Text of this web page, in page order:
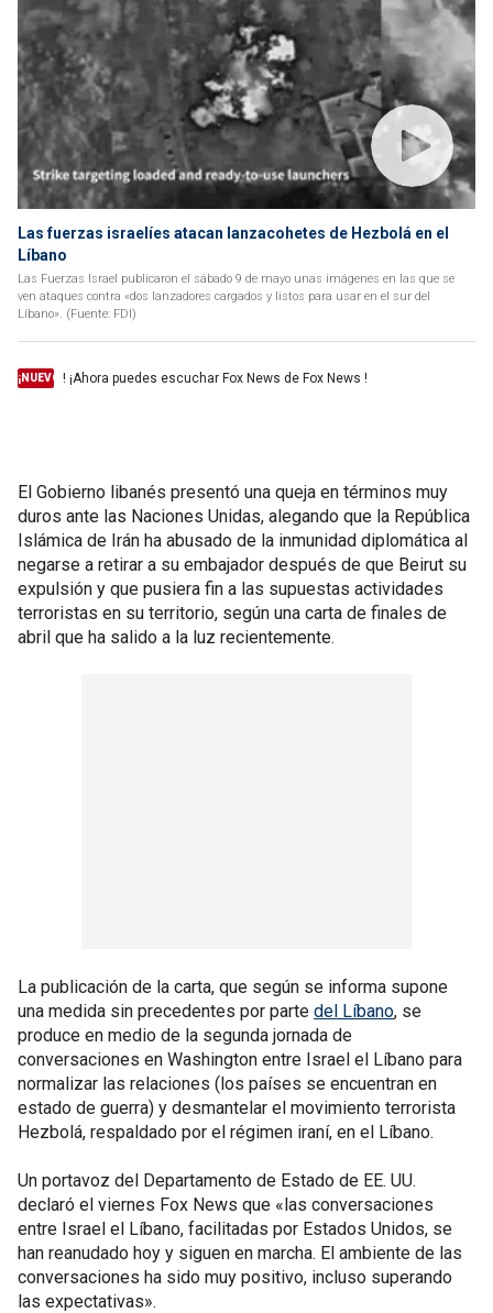
Las fuerzas israelíes atacan lanzacohetes de Hezbolá en el
Líbano
Las Fuerzas Israel publicaron el sábado 9 de mayo unas imágenes en las que se
ven ataques contra «dos lanzadores cargados y listos para usar en el sur del
Líbano». (Fuente: FDI)
¡NUEVO ! ¡Ahora puedes escuchar Fox News de Fox News !
El Gobierno libanés presentó una queja en términos muy
duros ante las Naciones Unidas, alegando que la República
Islámica de Irán ha abusado de la inmunidad diplomática al
negarse a retirar a su embajador después de que Beirut su
expulsión y que pusiera fin a las supuestas actividades
terroristas en su territorio, según una carta de finales de
abril que ha salido a la luz recientemente.
La publicación de la carta, que según se informa supone
una medida sin precedentes por parte del Líbano, se
produce en medio de la segunda jornada de
conversaciones en Washington entre Israel el Líbano para
normalizar las relaciones (los países se encuentran en
estado de guerra) y desmantelar el movimiento terrorista
Hezbolá, respaldado por el régimen iraní, en el Líbano.
Un portavoz del Departamento de Estado de EE. UU.
declaró el viernes Fox News que «las conversaciones
entre Israel el Líbano, facilitadas por Estados Unidos, se
han reanudado hoy y siguen en marcha. El ambiente de las
conversaciones ha sido muy positivo, incluso superando
las expectativas».